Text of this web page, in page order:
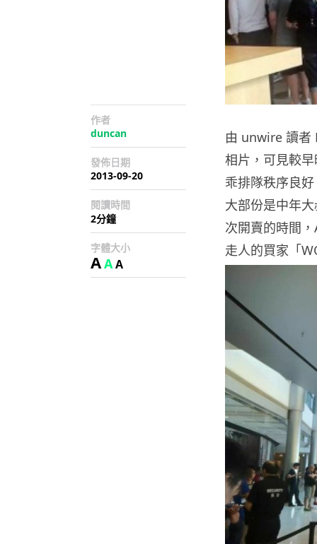
作者
duncan
發佈日期
2013-09-20
閱讀時間
2分鐘
字體大小
AAA
由 unwire 讀者
相片，可見較
乖排隊秩序良
大部份是中年
次開賣的時間
走人的買家「